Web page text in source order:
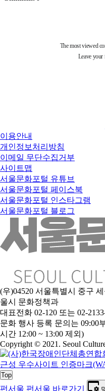
이용안내
개인정보처리방침
이메일 무단수집거부
사이트맵
서울문화포털 유튜브
서울문화포털 페이스북
서울문화포털 인스타그램
서울문화포털 블로그
(우)04520 서울특별시 중구
울시 문화정책과
대표전화 02-120 또는 02-
문화 행사 등록 문의는 09:00
시간 12:00 ~ 13:00 제외)
Copyright © 2021. Seoul
Top
펀서울 펀서울 바로가기